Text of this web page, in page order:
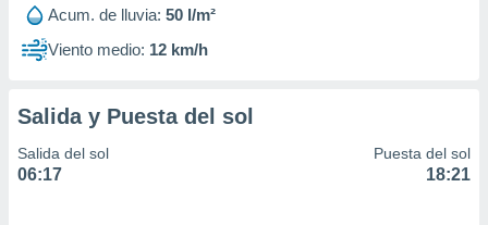
1199
Acum. de lluvia: 50 l/m²
Viento medio: 12 km/h
Salida y Puesta del sol
Salida del sol
06:17
Puesta del sol
18:21